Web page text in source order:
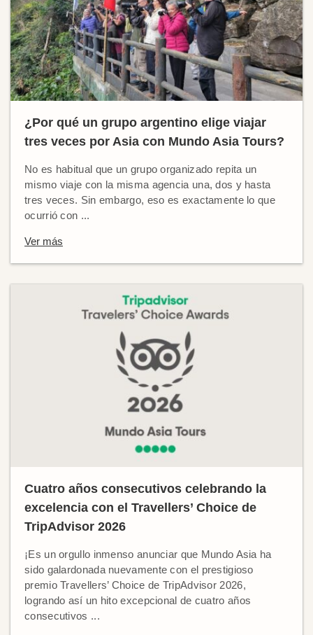
¿Por qué un grupo argentino elige viajar
tres veces por Asia con Mundo Asia Tours?
No es habitual que un grupo organizado repita un
mismo viaje con la misma agencia una, dos y hasta
tres veces. Sin embargo, eso es exactamente lo que
ocurrió con ...
Ver más
Cuatro años consecutivos celebrando la
excelencia con el Travellers’ Choice de
TripAdvisor 2026
¡Es un orgullo inmenso anunciar que Mundo Asia ha
sido galardonada nuevamente con el prestigioso
premio Travellers’ Choice de TripAdvisor 2026,
logrando así un hito excepcional de cuatro años
consecutivos ...